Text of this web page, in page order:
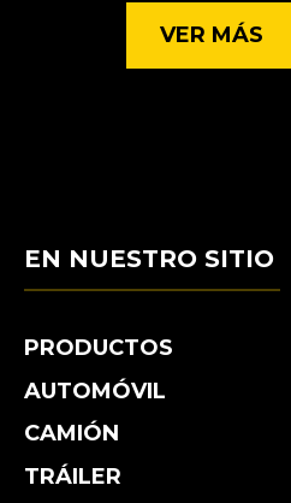
VER MÁS
EN NUESTRO SITIO
PRODUCTOS
AUTOMÓVIL
CAMIÓN
TRÁILER